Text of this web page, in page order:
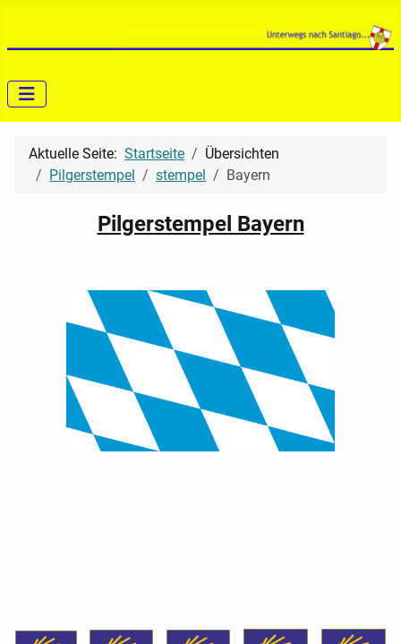
Aktuelle Seite: Startseite
Übersichten
Pilgerstempel
stempel Bayern
Pilgerstempel Bayern